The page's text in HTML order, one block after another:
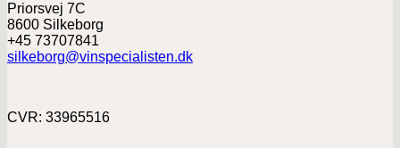
Priorsvej 7C
8600 Silkeborg
+45 73707841
silkeborg@vinspecialisten.dk
CVR: 33965516